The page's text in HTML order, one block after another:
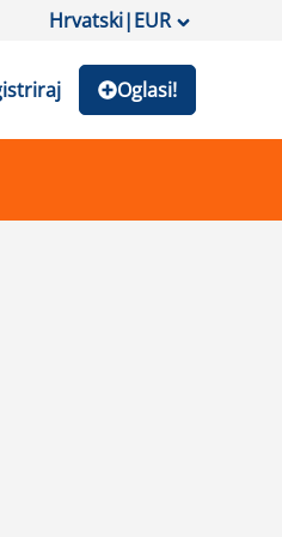
Hrvatski|EUR
Oglasi!